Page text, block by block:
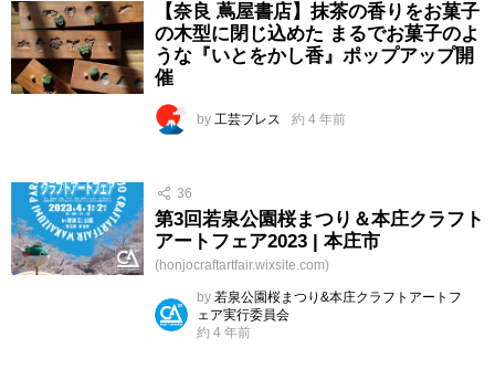
【奈良 蔦屋書店】抹茶の香りをお菓子
の木型に閉じ込めた まるでお菓子のよ
うな『いとをかし香』ポップアップ開
催
by 工芸プレス 約 4 年前
36
第3回若泉公園桜まつり＆本庄クラフト
アートフェア2023 | 本庄市
(honjocraftartfair.wixsite.com)
by 若泉公園桜まつり&本庄クラフトアートフ
ェア実行委員会
約 4 年前